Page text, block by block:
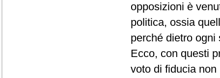
opposizioni è
politica, ossia
perché dietro
Ecco, con questi
voto di fiducia